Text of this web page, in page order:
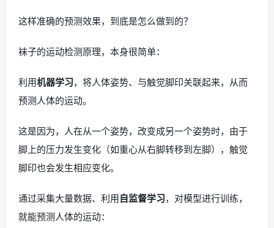
这样准确的预测效果，到底是怎么做到的？
袜子的运动检测原理，本身很简单：
利用机器学习，将人体姿势、与触觉脚印关联起来，从而
预测人体的运动。
这是因为，人在从一个姿势，改变成另一个姿势时，由于
脚上的压力发生变化（如重心从右脚转移到左脚），触觉
脚印也会发生相应变化。
通过采集大量数据、利用自监督学习，对模型进行训练，
就能预测人体的运动：